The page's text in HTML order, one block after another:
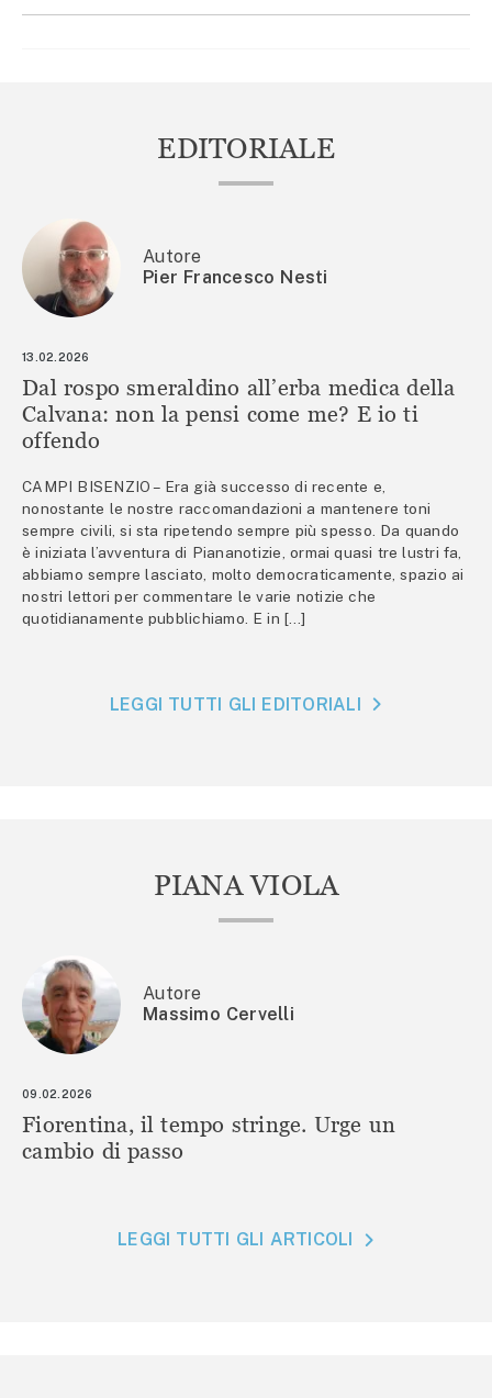
EDITORIALE
Autore
Pier Francesco Nesti
13.02.2026
Dal rospo smeraldino all’erba medica della
Calvana: non la pensi come me? E io ti
offendo
CAMPI BISENZIO – Era già successo di recente e,
nonostante le nostre raccomandazioni a mantenere toni
sempre civili, si sta ripetendo sempre più spesso. Da quando
è iniziata l’avventura di Piananotizie, ormai quasi tre lustri fa,
abbiamo sempre lasciato, molto democraticamente, spazio ai
nostri lettori per commentare le varie notizie che
quotidianamente pubblichiamo. E in […]
LEGGI TUTTI GLI EDITORIALI
PIANA VIOLA
Autore
Massimo Cervelli
09.02.2026
Fiorentina, il tempo stringe. Urge un
cambio di passo
LEGGI TUTTI GLI ARTICOLI